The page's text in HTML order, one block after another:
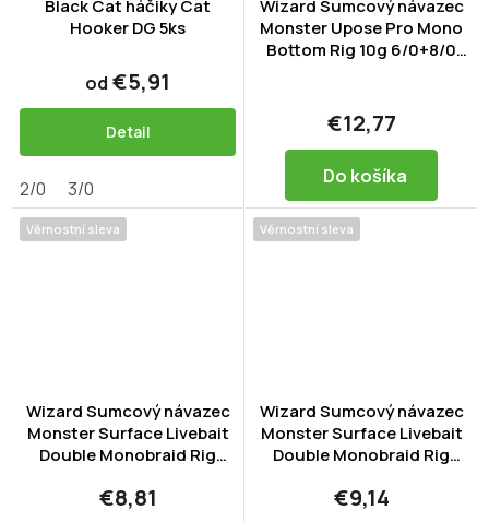
Black Cat háčiky Cat
Hooker DG 5ks
od €5,91
Detail
2/0 3/0
Wizard Sumcový návazec
Monster Upose Pro Mono
Bottom Rig 10g 6/0+8/0
€12,77
Do košíka
Věrnostní sleva
Wizard Sumcový návazec
Monster Surface Livebait
Double Monobraid Rig
€8,81
Věrnostní sleva
Wizard Sumcový návazec
Monster Surface Livebait
Double Monobraid Rig
€9,14